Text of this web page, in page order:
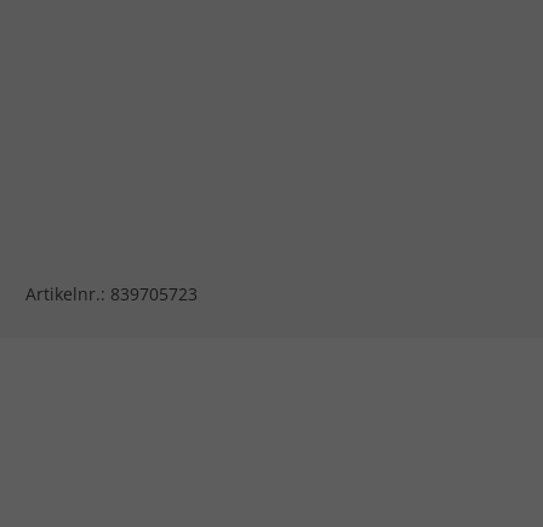
Artikelnr.: 839705723